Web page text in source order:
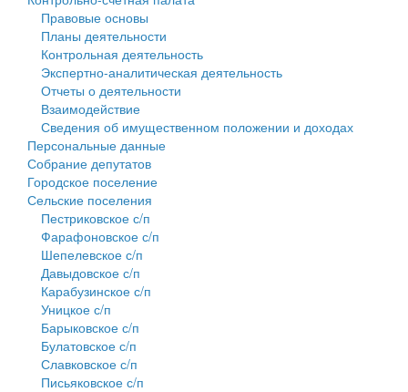
Городское поселение
Сельские поселения
Правовые основы
Планы деятельности
Контрольная деятельность
Экспертно-аналитическая деятельность
Отчеты о деятельности
Взаимодействие
Сведения об имущественном положении и доходах
Персональные данные
Собрание депутатов
Городское поселение
Сельские поселения
Пестриковское с/п
Фарафоновское с/п
Шепелевское с/п
Давыдовское с/п
Карабузинское с/п
Уницкое с/п
Барыковское с/п
Булатовское с/п
Славковское с/п
Письяковское с/п